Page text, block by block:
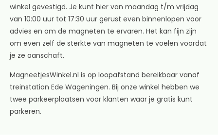
winkel gevestigd. Je kunt hier van maandag t/m vrijdag
van 10:00 uur tot 17:30 uur gerust even binnenlopen voor
advies en om de magneten te ervaren. Het kan fijn zijn
om even zelf de sterkte van magneten te voelen voordat
je ze aanschaft.
MagneetjesWinkel.nl is op loopafstand bereikbaar vanaf
treinstation Ede Wageningen. Bij onze winkel hebben we
twee parkeerplaatsen voor klanten waar je gratis kunt
parkeren.